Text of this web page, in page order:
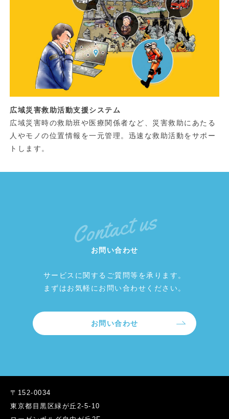
広域災害救助活動支援システム
広域災害時の救助班や医療関係者など、災害救助にあたる
人やモノの位置情報を一元管理。迅速な救助活動をサポー
トします。
Contact us
お問い合わせ
サービスに関するご質問等を承ります。
まずはお気軽にお問い合わせください。
お問い合わせ
〒152-0034
東京都目黒区緑が丘2-5-10